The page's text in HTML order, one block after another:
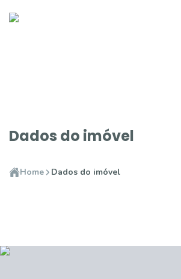
Dados do imóvel
Home Dados do imóvel